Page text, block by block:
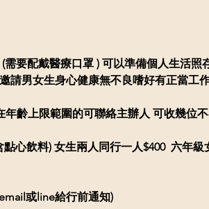
要配戴醫療口罩 ) 可以準備個人生活照
邀請男女生身心健康無不良嗜好有正當工
年齡上限範圍的可聯絡主辦人 可收幾位
心飲料) 女生兩人同行一人$400  六年
或line給行前通知)